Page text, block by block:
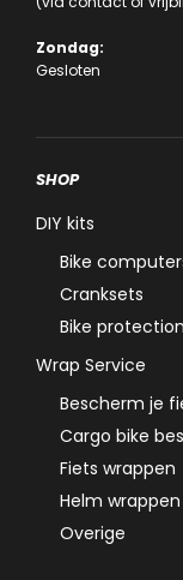
Zondag:
Gesloten
SHOP
DIY kits
Bike
Cranksets
Bike protection
Wrap Service
Bescherm je
Cargo bike
Fiets wrappen
Helm wrappen
Overige